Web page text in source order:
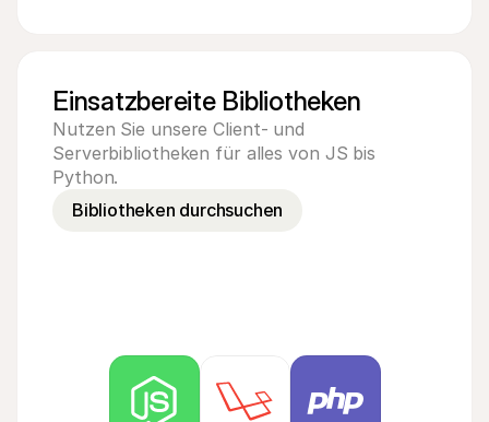
Einsatzbereite Bibliotheken
Nutzen Sie unsere Client- und
Serverbibliotheken für alles von JS bis
Python.
Bibliotheken durchsuchen